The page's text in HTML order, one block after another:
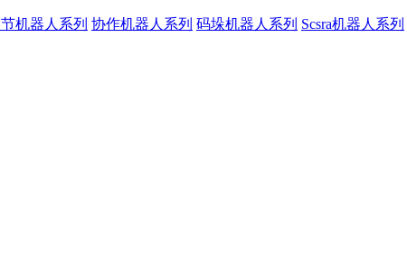
机器人系列 协作机器人系列 码垛机器人系列 Scsra机器人系列